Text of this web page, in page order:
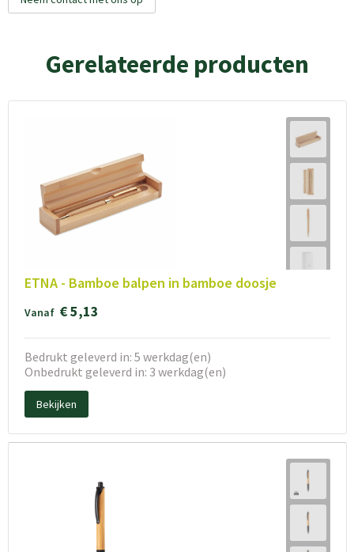
Gerelateerde producten
ETNA - Bamboe balpen in bamboe doosje
Vanaf € 5,13
Bedrukt geleverd in: 5 werkdag(en)
Onbedrukt geleverd in: 3 werkdag(en)
Bekijken